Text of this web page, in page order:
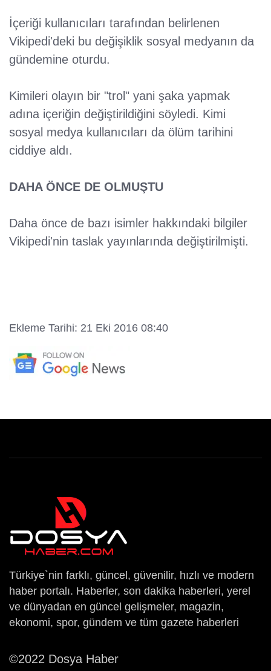
İçeriği kullanıcıları tarafından belirlenen
Vikipedi'deki bu değişiklik sosyal medyanın da
gündemine oturdu.
Kimileri olayın bir "trol" yani şaka yapmak
adına içeriğin değiştirildiğini söyledi. Kimi
sosyal medya kullanıcıları da ölüm tarihini
ciddiye aldı.
DAHA ÖNCE DE OLMUŞTU
Daha önce de bazı isimler hakkındaki bilgiler
Vikipedi'nin taslak yayınlarında değiştirilmişti.
Ekleme Tarihi: 21 Eki 2016 08:40
Türkiye`nin farklı, güncel, güvenilir, hızlı ve modern
haber portalı. Haberler, son dakika haberleri, yerel
ve dünyadan en güncel gelişmeler, magazin,
ekonomi, spor, gündem ve tüm gazete haberleri
©2022 Dosya Haber